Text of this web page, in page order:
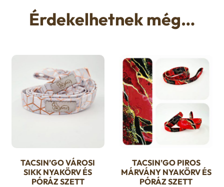
Érdekelhetnek még…
Ennek
a
TACSIN’GO VÁROSI
SIKK NYAKÖRV ÉS
PÓRÁZ SZETT
Ennek
a
TACSIN’GO PIROS
MÁRVÁNY NYAKÖRV ÉS
PÓRÁZ SZETT